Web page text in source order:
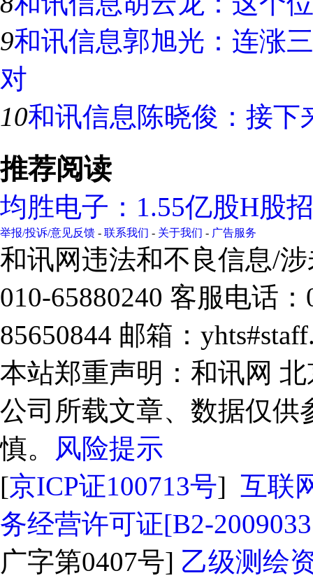
9和讯信息郭旭光：连涨
对
10和讯信息陈晓俊：接下
推荐阅读
均胜电子：1.55亿股H股
举报/投诉/意见反馈 - 联系我们 - 关于我们 - 广告服务
和讯网违法和不良信息/
010-65880240 客服电话
85650844 邮箱：
本站郑重声明：和讯网
公司所载文章、数据仅供
慎。
风险提示
[京ICP证100713号] 互联
务经营许可证[B2-
广字第0407号] 乙级测绘